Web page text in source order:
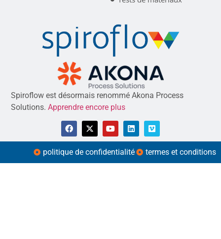
Spiroflow est désormais renommé Akona Process
Solutions.Apprendre encore plus
politique de confidentialité termes et conditions